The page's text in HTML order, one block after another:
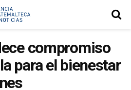
compromiso
para el bienestar